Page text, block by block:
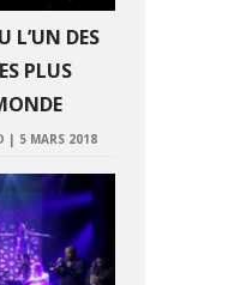
L’UN DES
PLUS
| 5 MARS 2018